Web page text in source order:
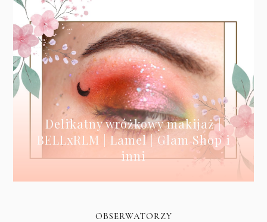
Delikatny wróżkowy makijaż |
BELLxRLM | Lamel | Glam Shop i
inni
OBSERWATORZY